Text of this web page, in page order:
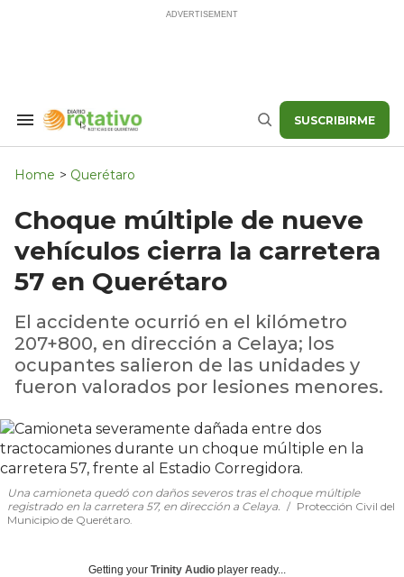
Search
Navigation
Buscar SUSCRIBIRME
Home > Querétaro
Choque múltiple de nueve
vehículos cierra la carretera
57 en Querétaro
El accidente ocurrió en el kilómetro
207+800, en dirección a Celaya; los
ocupantes salieron de las unidades y
fueron valorados por lesiones menores.
Una camioneta quedó con daños severos tras el choque múltiple
registrado en la carretera 57, en dirección a Celaya.
Protección Civil del
Municipio de Querétaro.
Getting your Trinity Audio player ready...